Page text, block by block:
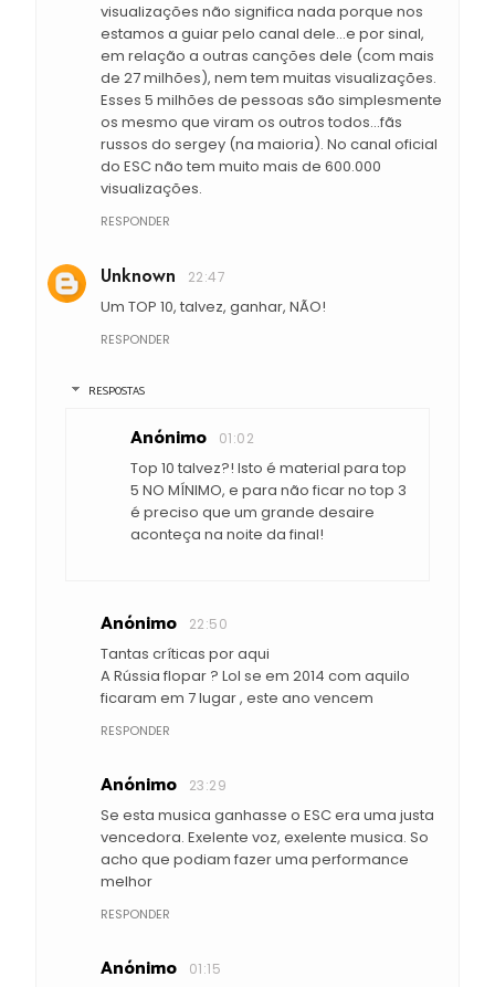
visualizações não significa nada porque nos
estamos a guiar pelo canal dele...e por sinal,
em relação a outras canções dele (com mais
de 27 milhões), nem tem muitas visualizações.
Esses 5 milhões de pessoas são simplesmente
os mesmo que viram os outros todos...fãs
russos do sergey (na maioria). No canal oficial
do ESC não tem muito mais de 600.000
visualizações.
RESPONDER
Unknown 22:47
Um TOP 10, talvez, ganhar, NÃO!
RESPONDER
RESPOSTAS
Anónimo 01:02
Top 10 talvez?! Isto é material para top
5 NO MÍNIMO, e para não ficar no top 3
é preciso que um grande desaire
aconteça na noite da final!
Anónimo 22:50
Tantas críticas por aqui
A Rússia flopar ? Lol se em 2014 com aquilo
ficaram em 7 lugar , este ano vencem
RESPONDER
Anónimo 23:29
Se esta musica ganhasse o ESC era uma justa
vencedora. Exelente voz, exelente musica. So
acho que podiam fazer uma performance
melhor
RESPONDER
Anónimo 01:15